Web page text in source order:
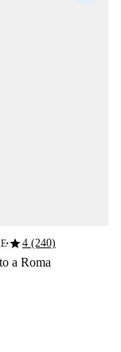
■star4 (240)
a Roma